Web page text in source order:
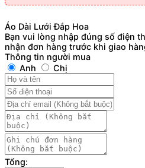
Áo Dài Lưới Đắp Hoa
Bạn vui lòng nhập đúng số điện
nhận đơn hàng trước khi giao
Thông tin người mua
Anh
Chị
Tổng: